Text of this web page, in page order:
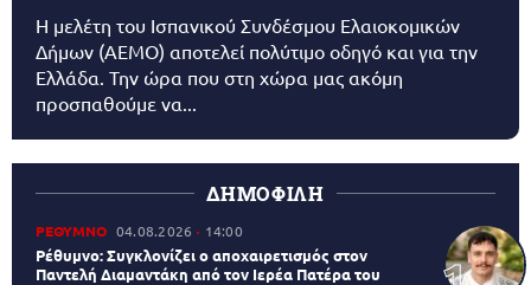
Η μελέτη του Ισπανικού Συνδέσμου Ελαιοκομικών
Δήμων (AEMO) αποτελεί πολύτιμο οδηγό και για την
Ελλάδα. Την ώρα που στη χώρα μας ακόμη
προσπαθούμε να...
ΔΗΜΟΦΙΛΗ
ΡΕΘΥΜΝΟ 04.08.2026 14:00
Ρέθυμνο: Συγκλονίζει ο αποχαιρετισμός στον
Παντελή Διαμαντάκη από τον Ιερέα Πατέρα του